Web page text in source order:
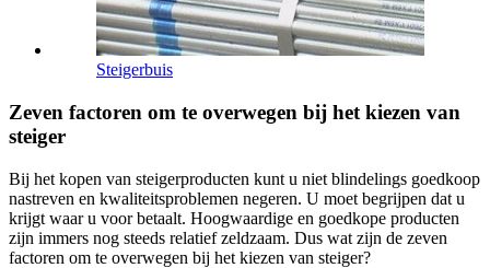
Steigerbuis
Zeven factoren om te overwegen bij het kiezen van
steiger
Bij het kopen van steigerproducten kunt u niet blindelings goedkoop
nastreven en kwaliteitsproblemen negeren. U moet begrijpen dat u
krijgt waar u voor betaalt. Hoogwaardige en goedkope producten
zijn immers nog steeds relatief zeldzaam. Dus wat zijn de zeven
factoren om te overwegen bij het kiezen van steiger?